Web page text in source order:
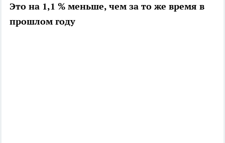
Это на 1,1 % меньше, чем за то же время в
прошлом году